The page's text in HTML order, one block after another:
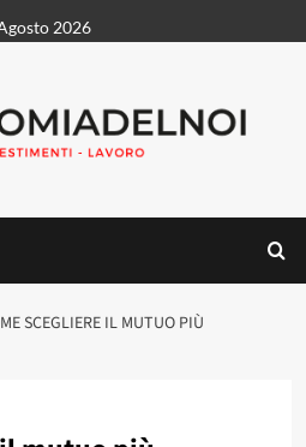
2026
SCEGLIERE IL MUTUO PIÙ